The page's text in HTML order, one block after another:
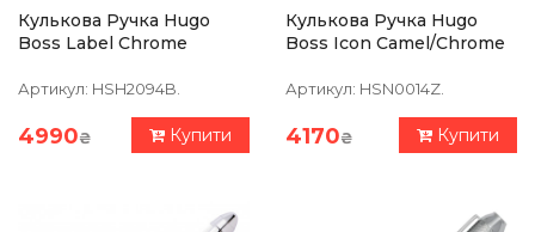
Кулькова Ручка Hugo
Boss Label Chrome
Артикул: HSH2094B.
4990₴ Купити
Кулькова Ручка Hugo
Boss Icon Camel/Chrome
Артикул: HSN0014Z.
4170₴ Купити